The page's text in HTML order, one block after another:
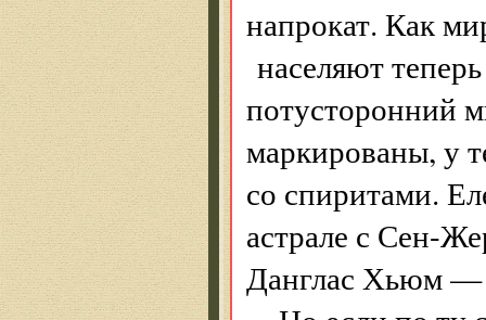
напрокат. Как
населяют
потусторонний
маркированы, у
со спиритами.
астрале с Сен-
Данглас Хьюм —